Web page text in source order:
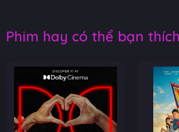
Phim hay có thể bạn thích